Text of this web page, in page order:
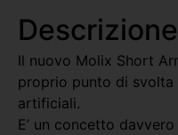
Descrizione
Il nuovo Molix Short
proprio punto di
artificiali.
E’ un concetto